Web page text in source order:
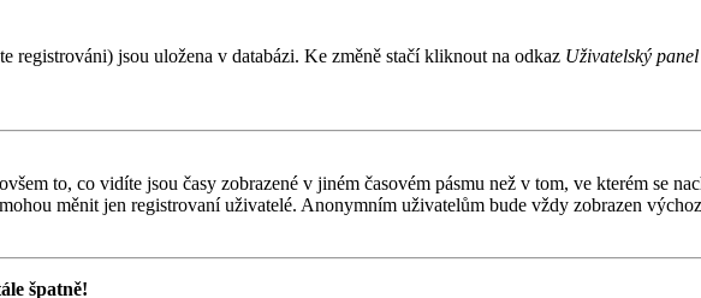
registrováni) jsou uložena v databázi. Ke změně stačí kliknout na odkaz Uživatelský panel
to, co vidíte jsou časy zobrazené v jiném časovém pásmu než v tom, ve kterém se
měnit jen registrovaní uživatelé. Anonymním uživatelům bude vždy zobrazen
špatně!